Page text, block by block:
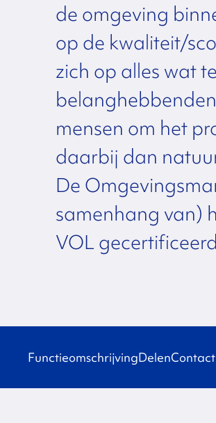
de omgeving
op de kwaliteit/
zich op alles wat
mensen om het
daarbij dan
De
samenhang van)
VOL
FunctieomschrijvingDelenContact